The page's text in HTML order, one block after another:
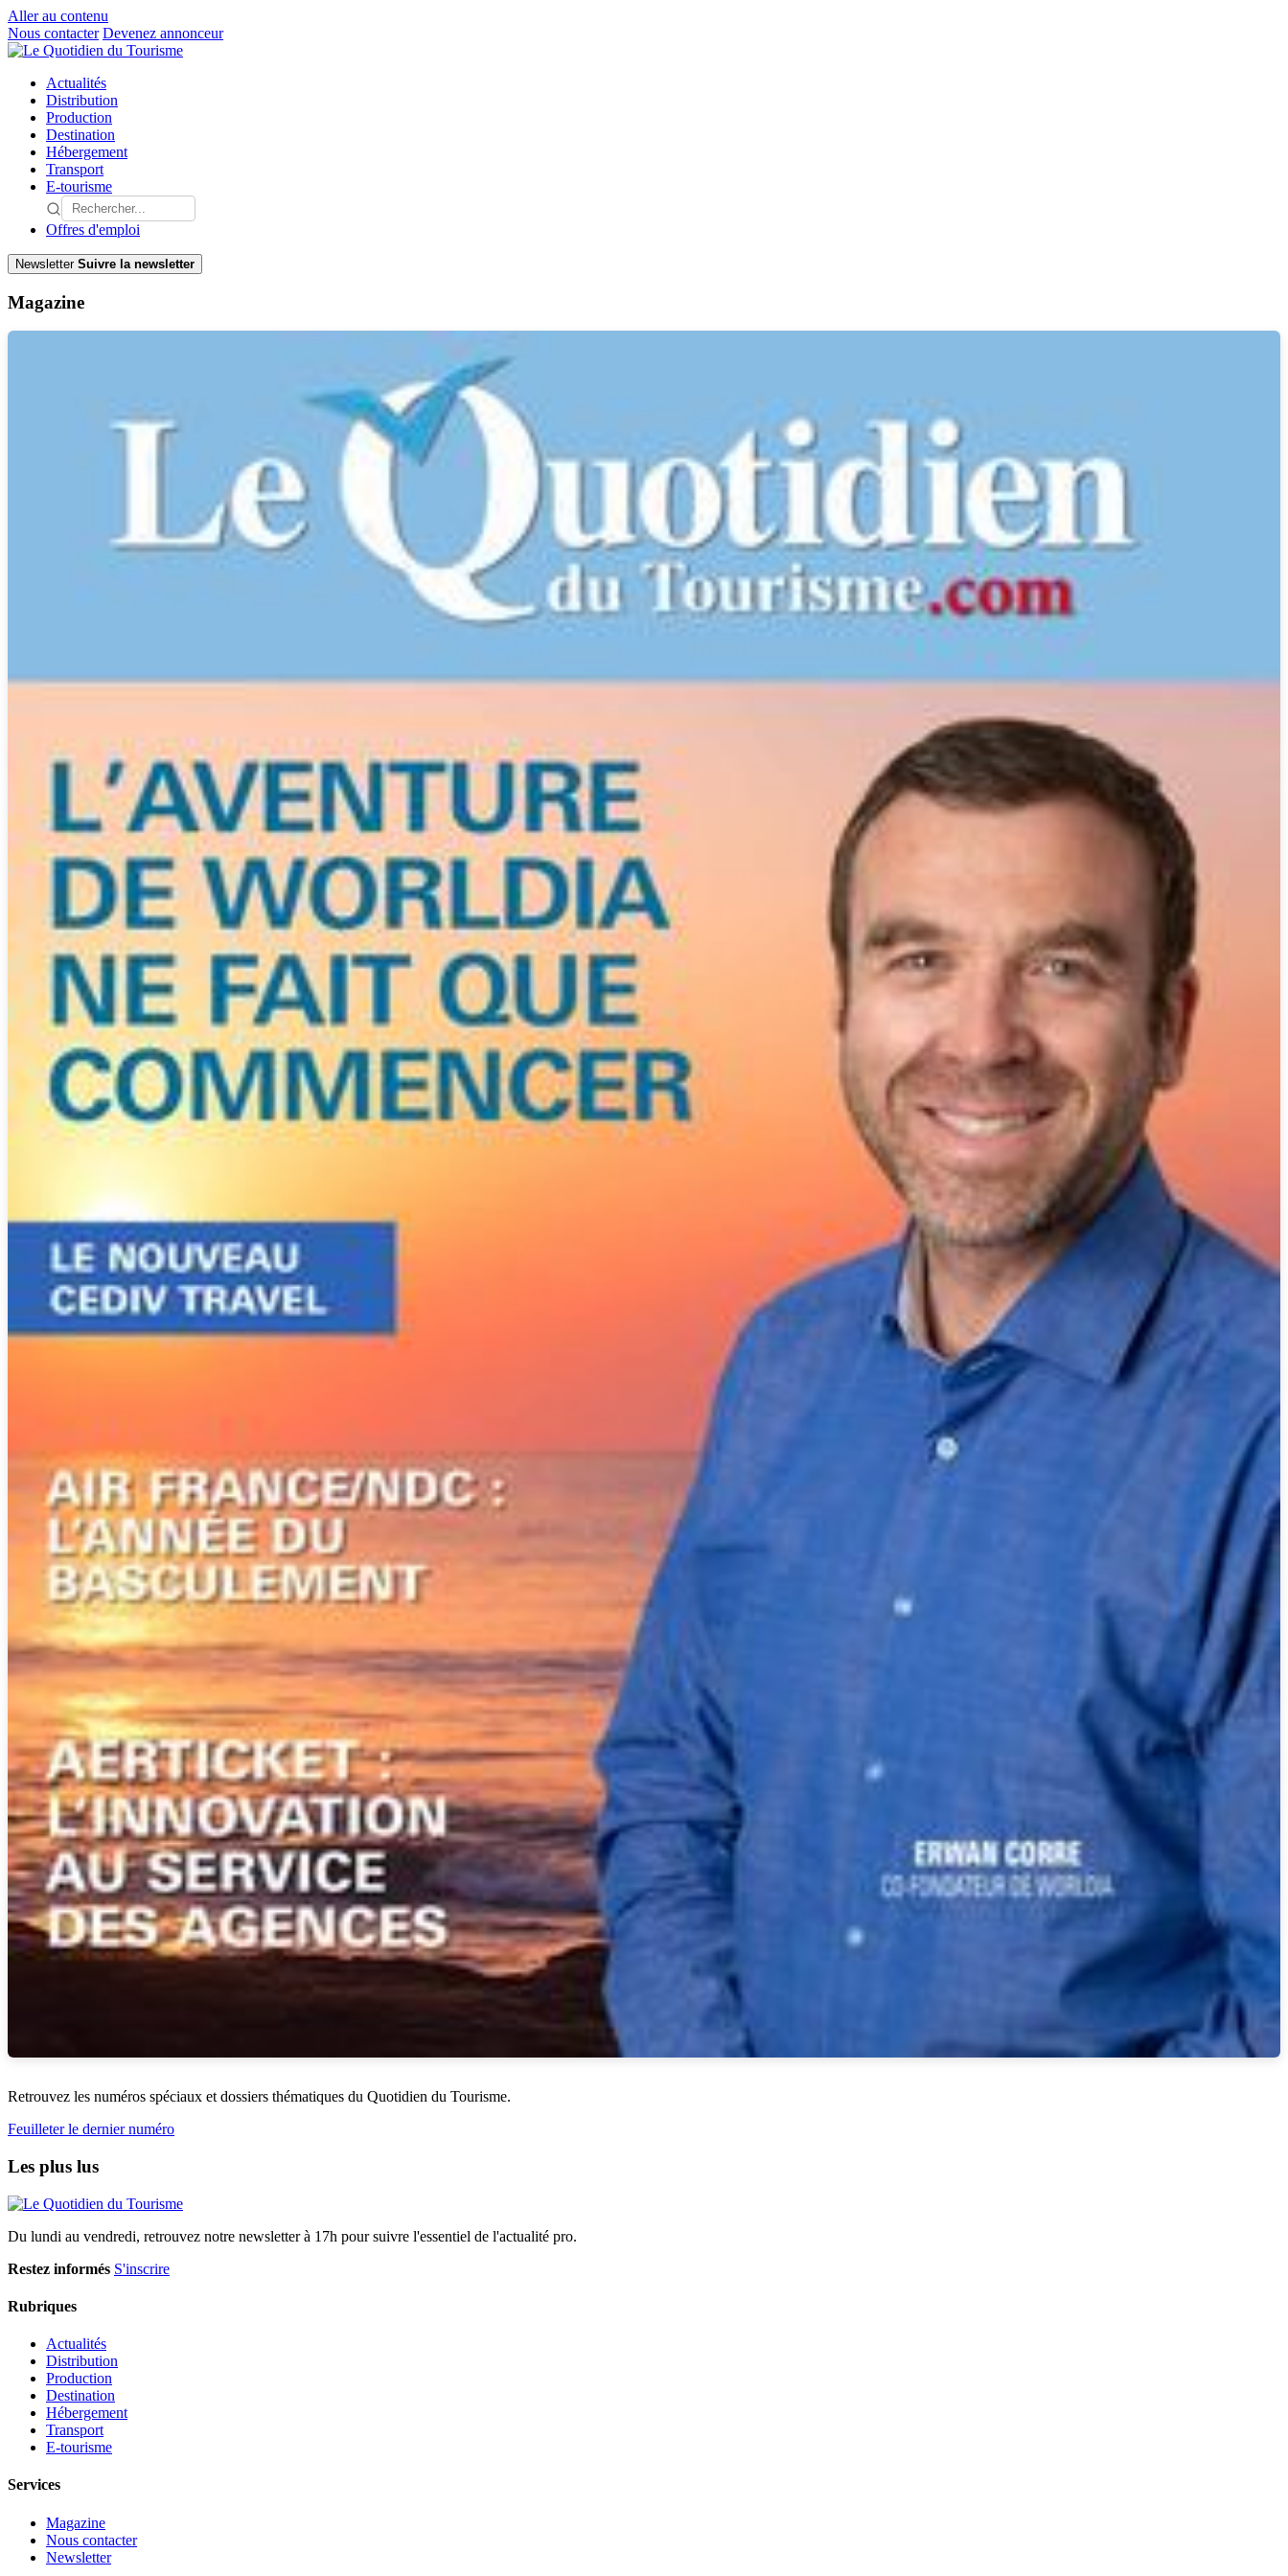
Aller au contenu
Nous contacter Devenez annonceur
Actualités
Distribution
Production
Destination
Hébergement
Transport
E-tourisme
Offres d'emploi
Newsletter Suivre la newsletter
Magazine
Retrouvez les numéros spéciaux et dossiers thématiques du Quotidien du Tourisme.
Feuilleter le dernier numéro
Les plus lus
Du lundi au vendredi, retrouvez notre newsletter à 17h pour suivre l'essentiel de l'actualité pro.
Restez informés S'inscrire
Rubriques
Actualités
Distribution
Production
Destination
Hébergement
Transport
E-tourisme
Services
Magazine
Nous contacter
Newsletter